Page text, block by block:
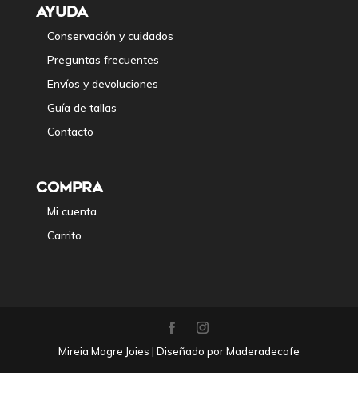
AYUDA
Conservación y cuidados
Preguntas frecuentes
Envíos y devoluciones
Guía de tallas
Contacto
COMPRA
Mi cuenta
Carrito
Mireia Magre Joies | Diseñado por Maderadecafe